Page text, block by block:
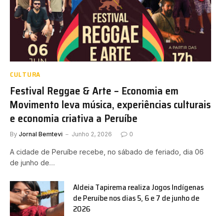
CULTURA
Festival Reggae & Arte – Economia em
Movimento leva música, experiências culturais
e economia criativa a Peruíbe
By Jornal Bemtevi Junho 2, 2026 0
A cidade de Peruíbe recebe, no sábado de feriado, dia 06
de junho de…
Aldeia Tapirema realiza Jogos Indígenas
de Peruíbe nos dias 5, 6 e 7 de junho de
2026